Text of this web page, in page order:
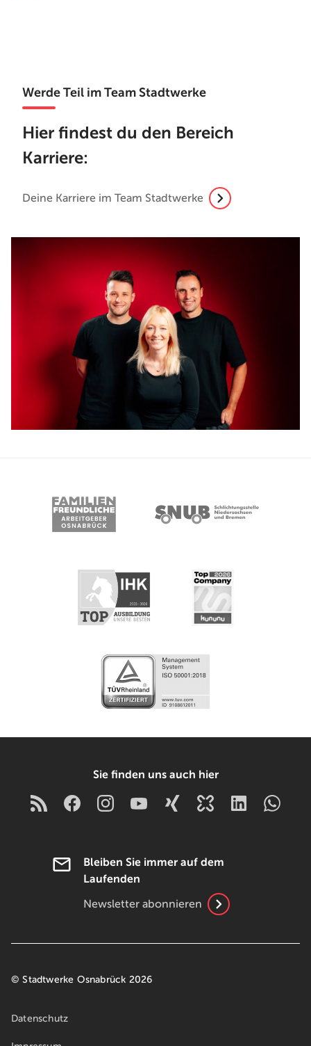
Werde Teil im Team Stadtwerke
Hier findest du den Bereich
Karriere:
Deine Karriere im Team Stadtwerke
Sie finden uns auch hier
Bleiben Sie immer auf dem
Laufenden
Newsletter abonnieren
© Stadtwerke Osnabrück 2026
Datenschutz